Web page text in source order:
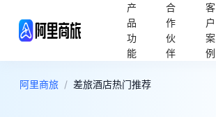
产
品
功
能
合
作
伙
伴
客
户
案
例
阿里商旅 / 差旅酒店热门推荐